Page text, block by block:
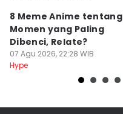
8 Meme Anime tentang
Momen yang Paling
Dibenci, Relate?
07 Agu 2026, 22:28 WIB
Hype